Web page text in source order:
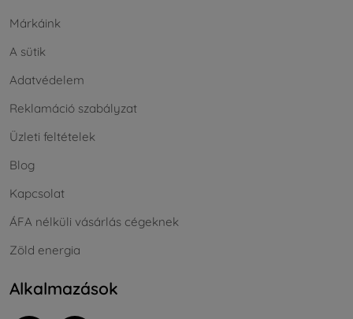
Márkáink
A sütik
Adatvédelem
Reklamáció szabályzat
Üzleti feltételek
Blog
Kapcsolat
ÁFA nélküli vásárlás cégeknek
Zöld energia
Alkalmazások